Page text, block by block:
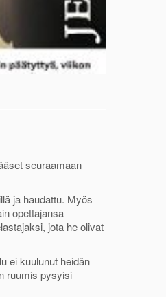
seuraamaan
ja haudattu. Myös
opettajansa
jota he olivat
ei kuulunut heidän
ruumis pysyisi